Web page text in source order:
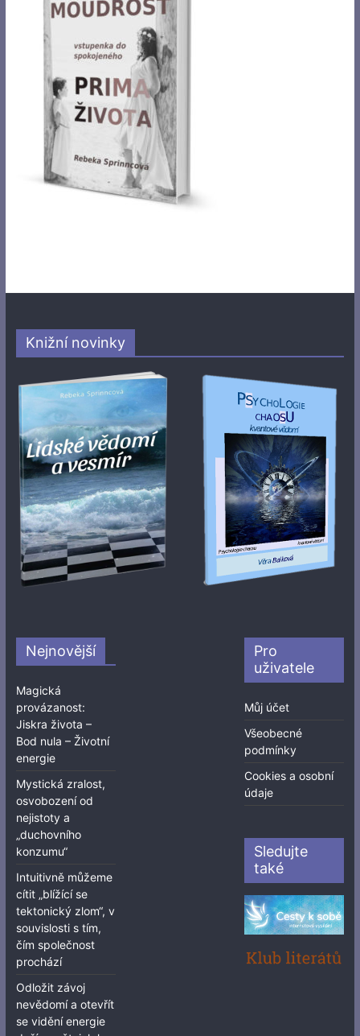
Knižní novinky
Nejnovější
Magická
provázanost:
Jiskra života –
Bod nula – Životní
energie
Mystická zralost,
osvobození od
nejistoty a
„duchovního
konzumu“
Intuitivně můžeme
cítit „blížící se
tektonický zlom“, v
souvislosti s tím,
čím společnost
prochází
Odložit závoj
nevědomí a otevřít
se vidění energie
Pro
uživatele
Můj účet
Všeobecné
podmínky
Cookies a osobní
údaje
Sledujte
také